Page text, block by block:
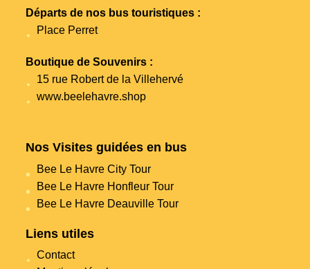
Départs de nos bus touristiques :
Place Perret
Boutique de Souvenirs :
15 rue Robert de la Villehervé
www.beelehavre.shop
Nos Visites guidées en bus
Bee Le Havre City Tour
Bee Le Havre Honfleur Tour
Bee Le Havre Deauville Tour
Liens utiles
Contact